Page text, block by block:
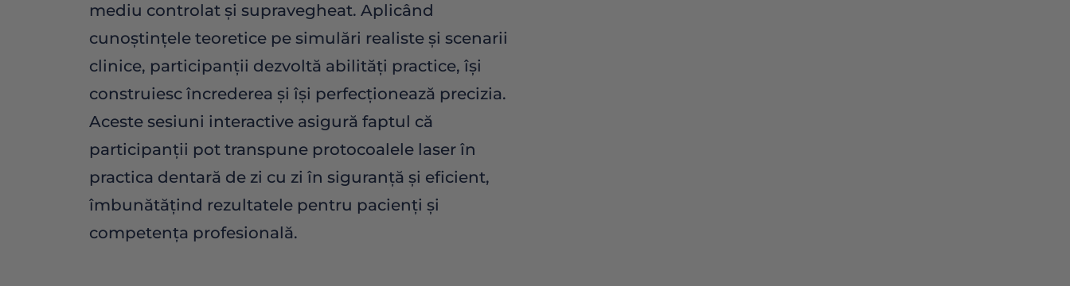
mediu controlat și supravegheat. Aplicând
cunoștințele teoretice pe simulări realiste și scenarii
clinice, participanții dezvoltă abilități practice, își
construiesc încrederea și își perfecționează precizia.
Aceste sesiuni interactive asigură faptul că
participanții pot transpune protocoalele laser în
practica dentară de zi cu zi în siguranță și eficient,
îmbunătățind rezultatele pentru pacienți și
competența profesională.